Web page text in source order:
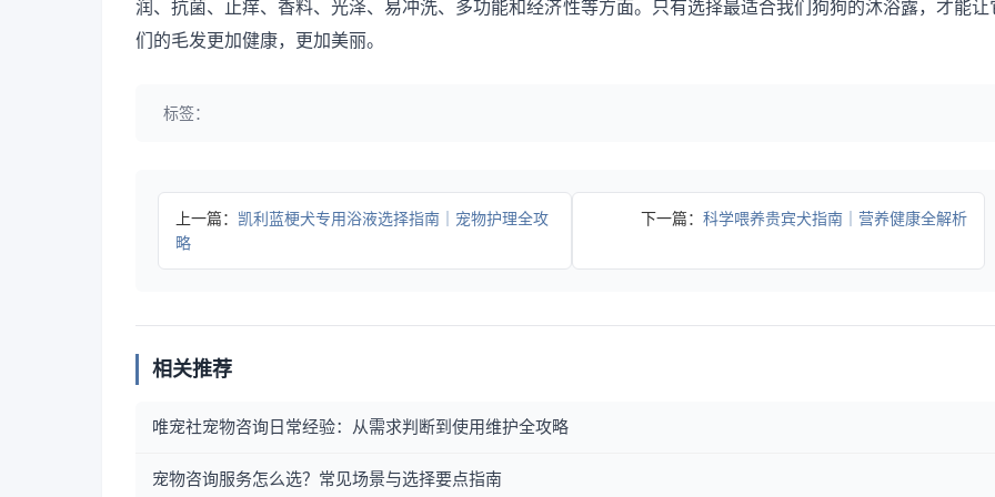
润、抗菌、止痒、香料、光泽、易冲洗、多功能和经济性等方面。只有选择最适合我们狗狗的沐浴露，才能让
们的毛发更加健康，更加美丽。
标签：
上一篇： 凯利蓝梗犬专用浴液选择指南｜宠物护理全攻
略
下一篇： 科学喂养贵宾犬指南｜营养健康全解析
相关推荐
唯宠社宠物咨询日常经验：从需求判断到使用维护全攻略
宠物咨询服务怎么选？常见场景与选择要点指南